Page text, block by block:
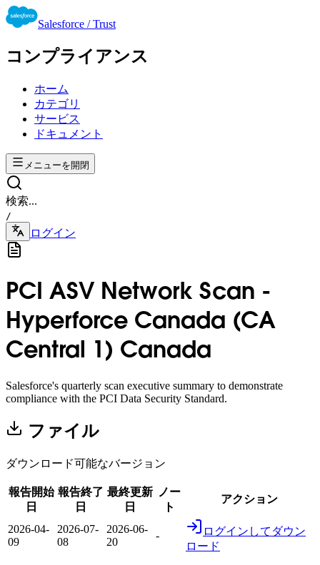
Salesforce / Trust
コンプライアンス
ホーム
カテゴリ
サービス
ドキュメント
メニューを開閉
検索...
/
ログイン
PCI ASV Network Scan -
Hyperforce Canada (CA
Central 1) Canada
Salesforce's quarterly scan executive summary to demonstrate
compliance with the PCI Data Security Standard.
ファイル
ダウンロード可能なバージョン
報告開始
日
報告終了
日
最終更新
日
ノー
ト
アクション
2026-04-
09
2026-07-
08
2026-06-
20
-
ログインしてダウン
ロード